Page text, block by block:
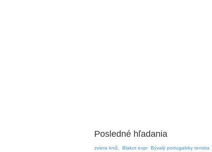
Posledné hľadania
zviera kniž. Blakot expr Bývalý portugalsky tenista